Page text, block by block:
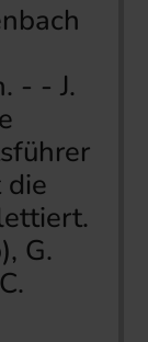
- - J.
die
G.